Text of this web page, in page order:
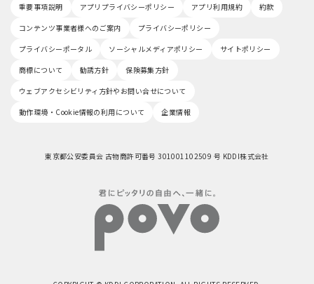
重要事項説明 アプリプライバシーポリシー アプリ利用規約
約款
コンテンツ事業者様へのご案内
プライバシーポリシー
プライバシーポータル
ソーシャルメディアポリシー
サイトポリシー
商標について
勧誘方針
保険募集方針
ウェブアクセシビリティ方針やお問い合せについて
動作環境・Cookie情報の利用について
企業情報
東京都公安委員会 古物商許可番号 301001102509 号 KDDI株式会社